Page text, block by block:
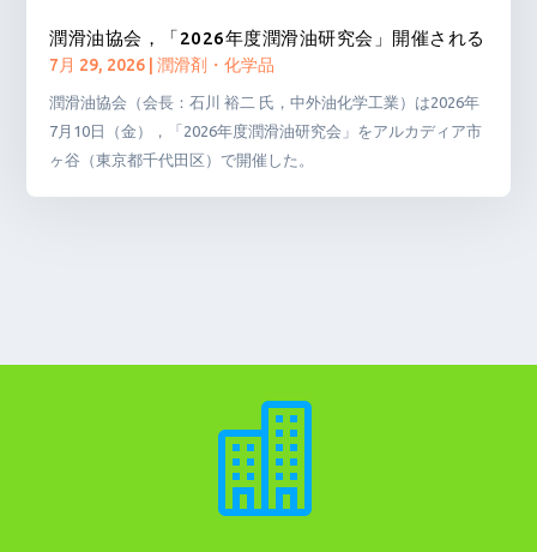
潤滑油協会，「2026年度潤滑油研究会」開催される
7月 29, 2026 |潤滑剤・化学品
潤滑油協会（会長：石川 裕二 氏，中外油化学工業）は2026年
7月10日（金），「2026年度潤滑油研究会」をアルカディア市
ヶ谷（東京都千代田区）で開催した。
